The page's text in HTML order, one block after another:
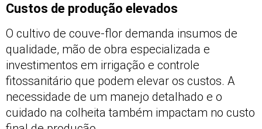
Custos de produção elevados
O cultivo de couve-flor demanda insumos de
qualidade, mão de obra especializada e
investimentos em irrigação e controle
fitossanitário que podem elevar os custos. A
necessidade de um manejo detalhado e o
cuidado na colheita também impactam no custo